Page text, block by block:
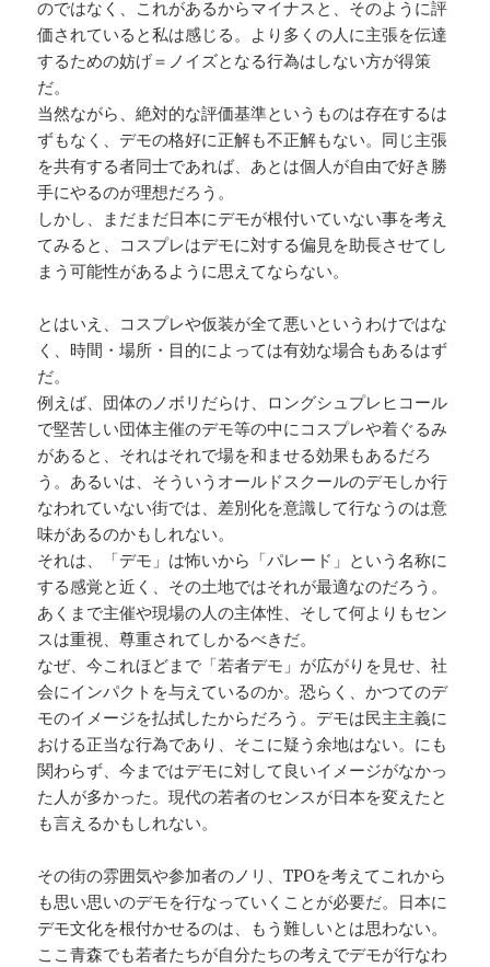
のではなく、これがあるからマイナスと、そのように評
価されていると私は感じる。より多くの人に主張を伝達
するための妨げ＝ノイズとなる行為はしない方が得策
だ。
当然ながら、絶対的な評価基準というものは存在するは
ずもなく、デモの格好に正解も不正解もない。同じ主張
を共有する者同士であれば、あとは個人が自由で好き勝
手にやるのが理想だろう。
しかし、まだまだ日本にデモが根付いていない事を考え
てみると、コスプレはデモに対する偏見を助長させてし
まう可能性があるように思えてならない。
とはいえ、コスプレや仮装が全て悪いというわけではな
く、時間・場所・目的によっては有効な場合もあるはず
だ。
例えば、団体のノボリだらけ、ロングシュプレヒコール
で堅苦しい団体主催のデモ等の中にコスプレや着ぐるみ
があると、それはそれで場を和ませる効果もあるだろ
う。あるいは、そういうオールドスクールのデモしか行
なわれていない街では、差別化を意識して行なうのは意
味があるのかもしれない。
それは、「デモ」は怖いから「パレード」という名称に
する感覚と近く、その土地ではそれが最適なのだろう。
あくまで主催や現場の人の主体性、そして何よりもセン
スは重視、尊重されてしかるべきだ。
なぜ、今これほどまで「若者デモ」が広がりを見せ、社
会にインパクトを与えているのか。恐らく、かつてのデ
モのイメージを払拭したからだろう。デモは民主主義に
おける正当な行為であり、そこに疑う余地はない。にも
関わらず、今まではデモに対して良いイメージがなかっ
た人が多かった。現代の若者のセンスが日本を変えたと
も言えるかもしれない。
その街の雰囲気や参加者のノリ、TPOを考えてこれから
も思い思いのデモを行なっていくことが必要だ。日本に
デモ文化を根付かせるのは、もう難しいとは思わない。
ここ青森でも若者たちが自分たちの考えでデモが行なわ